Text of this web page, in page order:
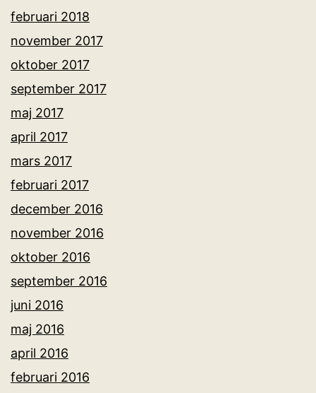
februari 2018
november 2017
oktober 2017
september 2017
maj 2017
april 2017
mars 2017
februari 2017
december 2016
november 2016
oktober 2016
september 2016
juni 2016
maj 2016
april 2016
februari 2016